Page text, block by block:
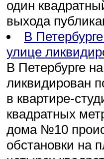
один
выхода
В
улице
В Петербурге
ликвидирован
в квартире-
квадратных
дома №10
обстановки на